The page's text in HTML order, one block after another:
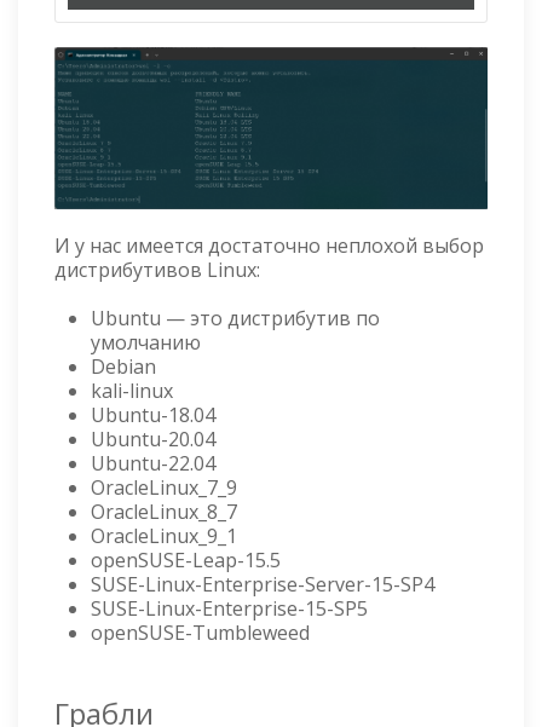
И у нас имеется достаточно неплохой выбор
дистрибутивов Linux:
Ubuntu — это дистрибутив по
умолчанию
Debian
kali-linux
Ubuntu-18.04
Ubuntu-20.04
Ubuntu-22.04
OracleLinux_7_9
OracleLinux_8_7
OracleLinux_9_1
openSUSE-Leap-15.5
SUSE-Linux-Enterprise-Server-15-SP4
SUSE-Linux-Enterprise-15-SP5
openSUSE-Tumbleweed
Грабли